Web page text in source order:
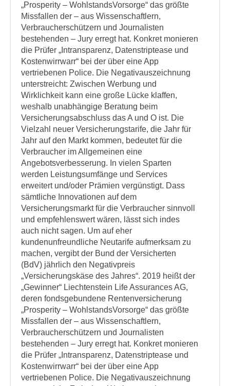
„Prosperity – WohlstandsVorsorge“ das größte
Missfallen der – aus Wissenschaftlern,
Verbraucherschützern und Journalisten
bestehenden – Jury erregt hat. Konkret monieren
die Prüfer „Intransparenz, Datenstriptease und
Kostenwirrwarr“ bei der über eine App
vertriebenen Police. Die Negativauszeichnung
unterstreicht: Zwischen Werbung und
Wirklichkeit kann eine große Lücke klaffen,
weshalb unabhängige Beratung beim
Versicherungsabschluss das A und O ist. Die
Vielzahl neuer Versicherungstarife, die Jahr für
Jahr auf den Markt kommen, bedeutet für die
Verbraucher im Allgemeinen eine
Angebotsverbesserung. In vielen Sparten
werden Leistungsumfänge und Services
erweitert und/oder Prämien vergünstigt. Dass
sämtliche Innovationen auf dem
Versicherungsmarkt für die Verbraucher sinnvoll
und empfehlenswert wären, lässt sich indes
auch nicht sagen. Um auf eher
kundenunfreundliche Neutarife aufmerksam zu
machen, vergibt der Bund der Versicherten
(BdV) jährlich den Negativpreis
„Versicherungskäse des Jahres“. 2019 heißt der
„Gewinner“ Liechtenstein Life Assurances AG,
deren fondsgebundene Rentenversicherung
„Prosperity – WohlstandsVorsorge“ das größte
Missfallen der – aus Wissenschaftlern,
Verbraucherschützern und Journalisten
bestehenden – Jury erregt hat. Konkret monieren
die Prüfer „Intransparenz, Datenstriptease und
Kostenwirrwarr“ bei der über eine App
vertriebenen Police. Die Negativauszeichnung